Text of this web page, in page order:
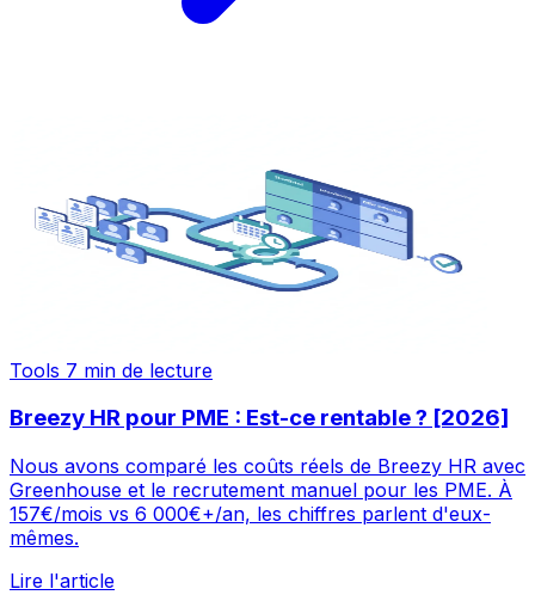
Tools 7 min de lecture
Breezy HR pour PME : Est-ce rentable ? [2026]
Nous avons comparé les coûts réels de Breezy HR avec
Greenhouse et le recrutement manuel pour les PME. À
157€/mois vs 6 000€+/an, les chiffres parlent d'eux-
mêmes.
Lire l'article